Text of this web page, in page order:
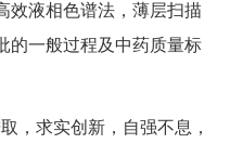
效液相色谱法，薄层扫描
的一般过程及中药质量标
求实创新，自强不息，